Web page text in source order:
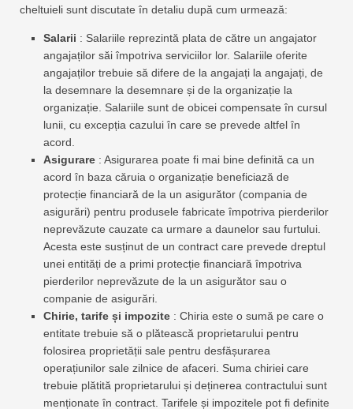
cheltuieli sunt discutate în detaliu după cum urmează:
Salarii : Salariile reprezintă plata de către un angajator
angajaților săi împotriva serviciilor lor. Salariile oferite
angajaților trebuie să difere de la angajați la angajați, de
la desemnare la desemnare și de la organizație la
organizație. Salariile sunt de obicei compensate în cursul
lunii, cu excepția cazului în care se prevede altfel în
acord.
Asigurare : Asigurarea poate fi mai bine definită ca un
acord în baza căruia o organizație beneficiază de
protecție financiară de la un asigurător (compania de
asigurări) pentru produsele fabricate împotriva pierderilor
neprevăzute cauzate ca urmare a daunelor sau furtului.
Acesta este susținut de un contract care prevede dreptul
unei entități de a primi protecție financiară împotriva
pierderilor neprevăzute de la un asigurător sau o
companie de asigurări.
Chirie, tarife și impozite : Chiria este o sumă pe care o
entitate trebuie să o plătească proprietarului pentru
folosirea proprietății sale pentru desfășurarea
operațiunilor sale zilnice de afaceri. Suma chiriei care
trebuie plătită proprietarului și deținerea contractului sunt
menționate în contract. Tarifele și impozitele pot fi definite